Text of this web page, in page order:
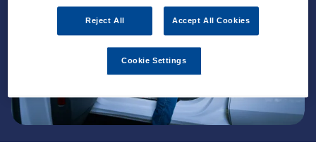
Reject All Accept All Cookies
Cookie Settings